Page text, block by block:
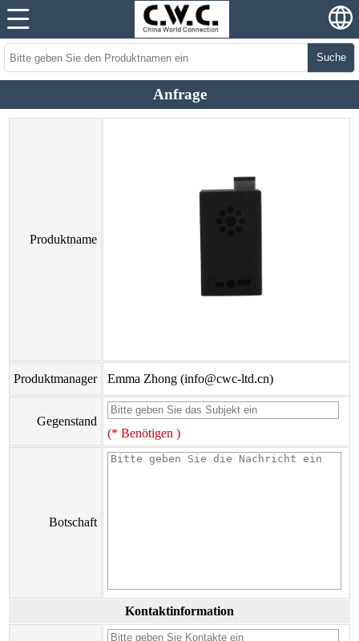
Suche
Anfrage
Produktname
Produktmanager Emma Zhong (info@cwc-ltd.cn)
Gegenstand
(* Benötigen )
Botschaft
Kontaktinformation